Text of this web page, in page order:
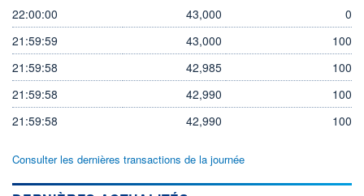
22:00:00 43,000
0
21:59:59
43,000
100
21:59:58
42,985
100
21:59:58
42,990
100
21:59:58
42,990 100
Consulter les dernières transactions de la journée